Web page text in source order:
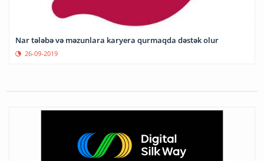
Nar tələbə və məzunlara karyera qurmaqda dəstək olur
26-09-2019